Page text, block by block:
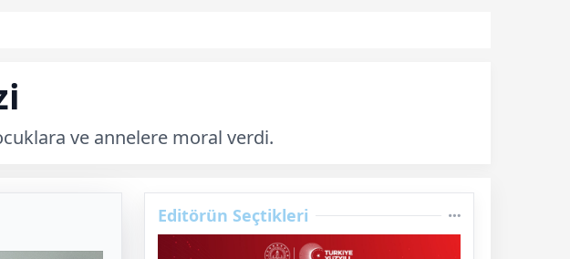
ve annelere moral verdi.
Editörün Seçtikleri